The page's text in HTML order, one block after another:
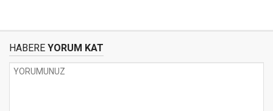
HABERE YORUM KAT